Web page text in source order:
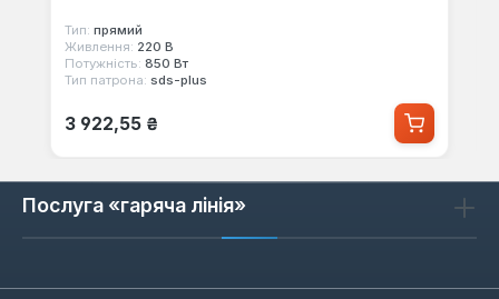
Тип: прямий
Живлення: 220 В
Потужність: 850 Вт
Тип патрона: sds-plus
Звичайна ціна:
3 922,55 ₴
Послуга «гаряча лінія»